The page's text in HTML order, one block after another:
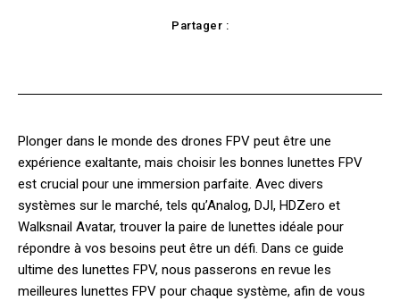
Partager :
Plonger dans le monde des drones FPV peut être une
expérience exaltante, mais choisir les bonnes lunettes FPV
est crucial pour une immersion parfaite. Avec divers
systèmes sur le marché, tels qu’Analog, DJI, HDZero et
Walksnail Avatar, trouver la paire de lunettes idéale pour
répondre à vos besoins peut être un défi. Dans ce guide
ultime des lunettes FPV, nous passerons en revue les
meilleures lunettes FPV pour chaque système, afin de vous